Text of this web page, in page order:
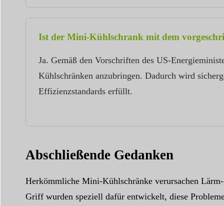
Ist der Mini-Kühlschrank mit dem
Ja. Gemäß den Vorschriften des US-
Kühlschränken anzubringen. Dadurch wird
Effizienzstandards erfüllt.
Abschließende Gedanken
Herkömmliche Mini-Kühlschränke verursachen
Griff wurden speziell dafür entwickelt, diese